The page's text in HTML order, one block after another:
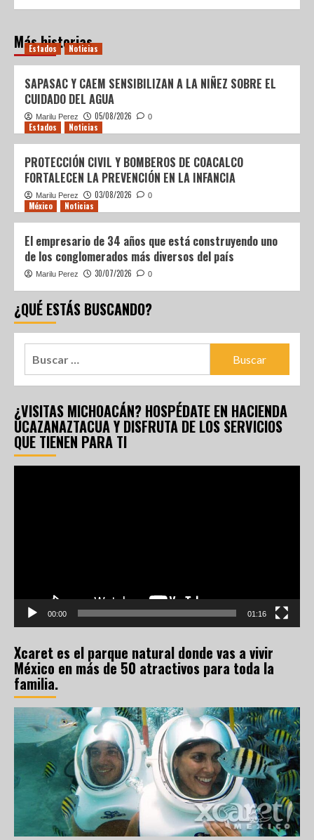
Más historias
Estados Noticias
SAPASAC Y CAEM SENSIBILIZAN A LA NIÑEZ SOBRE EL
CUIDADO DEL AGUA
Marilu Perez 05/08/2026 0
Estados Noticias
PROTECCIÓN CIVIL Y BOMBEROS DE COACALCO
FORTALECEN LA PREVENCIÓN EN LA INFANCIA
Marilu Perez 03/08/2026 0
México Noticias
El empresario de 34 años que está construyendo uno
de los conglomerados más diversos del país
Marilu Perez 30/07/2026 0
¿QUÉ ESTÁS BUSCANDO?
¿VISITAS MICHOACÁN? HOSPÉDATE EN HACIENDA
UCAZANAZTACUA Y DISFRUTA DE LOS SERVICIOS
QUE TIENEN PARA TI
00:00 01:16
Xcaret es el parque natural donde vas a vivir
México en más de 50 atractivos para toda la
familia.